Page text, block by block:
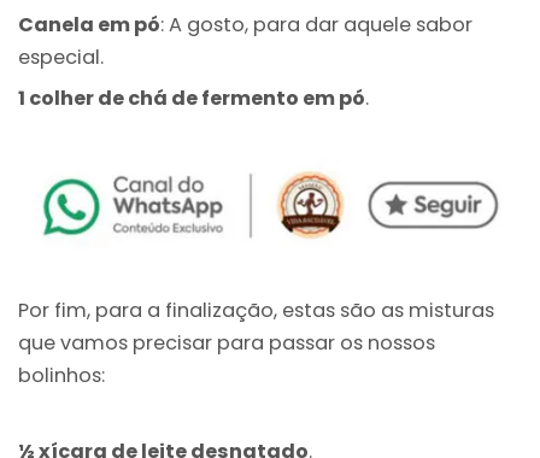
Canela em pó: A gosto, para dar aquele sabor
especial.
1 colher de chá de fermento em pó.
Por fim, para a finalização, estas são as misturas
que vamos precisar para passar os nossos
bolinhos:
½ xícara de leite desnatado.